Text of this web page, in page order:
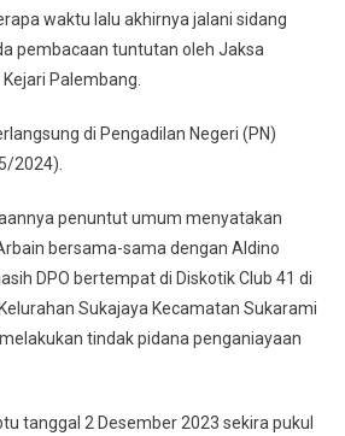
Sidang
Perdana
Dendi
Club
41,
Akibatnya
Luka
waktu lalu akhirnya jalani sidang
pembacaan tuntutan oleh Jaksa
Palembang.
di Pengadilan Negeri (PN)
2024).
penuntut umum menyatakan
bersama-sama dengan Aldino
DPO bertempat di Diskotik Club 41 di
Sukajaya Kecamatan Sukarami
tindak pidana penganiayaan
tanggal 2 Desember 2023 sekira pukul